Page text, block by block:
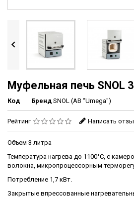

Муфельная печь SNOL
Код Бренд SNOL (AB “Umega")
Рейтинг Написать
Объем 3 литра
Температура нагрева до 1100°С, с
волокна, микропроцессорным
Потребление 1,7 кВт.
Закрытые впрессованные